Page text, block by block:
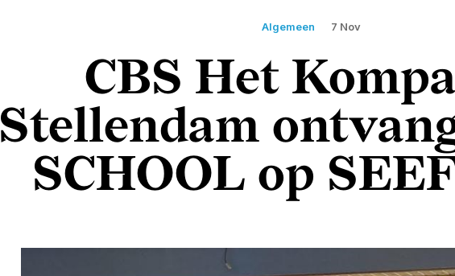
Algemeen 7 Nov
CBS Het
Stellendam
SCHOOL op